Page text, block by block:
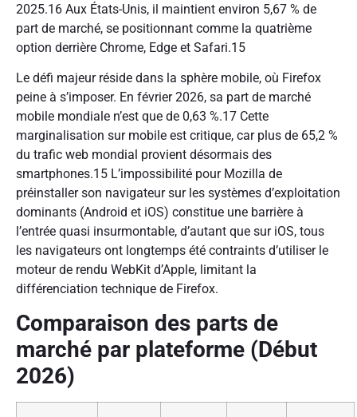
2025.16 Aux États-Unis, il maintient environ 5,67 % de
part de marché, se positionnant comme la quatrième
option derrière Chrome, Edge et Safari.15
Le défi majeur réside dans la sphère mobile, où Firefox
peine à s’imposer. En février 2026, sa part de marché
mobile mondiale n’est que de 0,63 %.17 Cette
marginalisation sur mobile est critique, car plus de 65,2 %
du trafic web mondial provient désormais des
smartphones.15 L’impossibilité pour Mozilla de
préinstaller son navigateur sur les systèmes d’exploitation
dominants (Android et iOS) constitue une barrière à
l’entrée quasi insurmontable, d’autant que sur iOS, tous
les navigateurs ont longtemps été contraints d’utiliser le
moteur de rendu WebKit d’Apple, limitant la
différenciation technique de Firefox.
Comparaison des parts de
marché par plateforme (Début
2026)